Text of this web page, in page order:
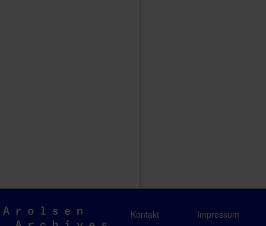
Arolsen
Kontakt Impressum